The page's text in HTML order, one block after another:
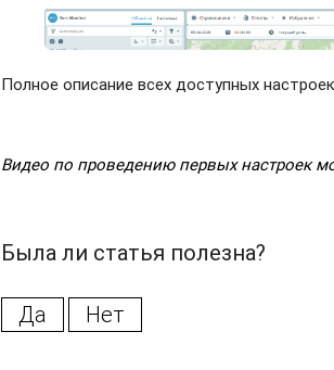
Полное описание всех доступных
Видео по проведению первых настроек
Была ли статья полезна?
Да Нет